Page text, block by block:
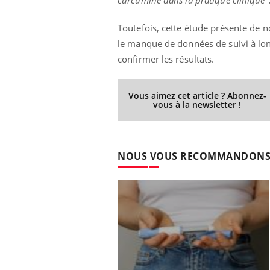
Toutefois, cette étude présente de
le manque de données de suivi à
confirmer les résultats.
Vous aimez cet article ? Abonnez-
vous à la newsletter !
NOUS VOUS RECOMMANDONS
Eczéma Chronique des Mains :
Il y a des sujets qui sont faciles à aborder...
d'autres non ! D'un côté, poser des